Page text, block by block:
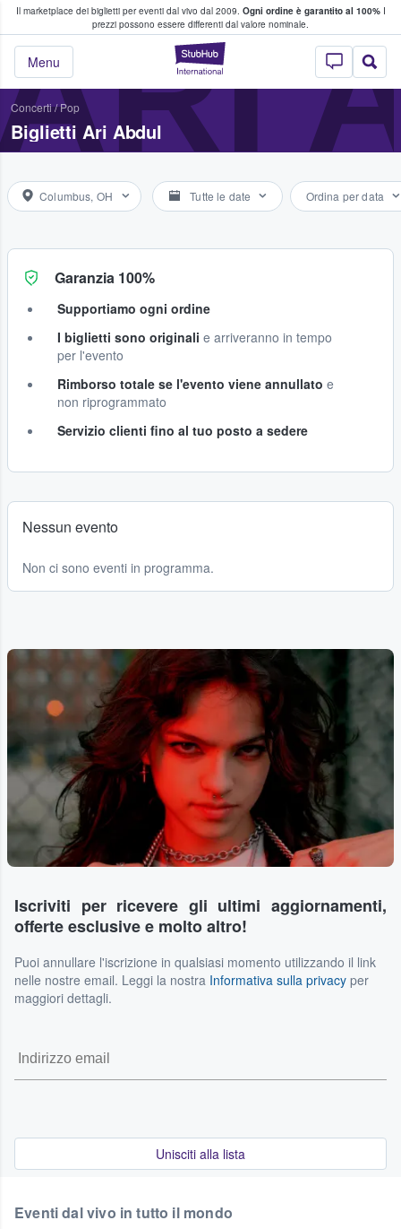
Il marketplace dei biglietti per eventi dal vivo dal 2009. Ogni ordine è garantito al 100%I
prezzi possono essere differenti dal valore nominale.
StubHub - Dove
Menu
fan comprano e vendono biglietti
Concerti/Pop
Biglietti Ari Abdul
Columbus, OH Tutte le date Ordina per data
Garanzia 100%
Supportiamo ogni ordine
I biglietti sono originali e arriveranno in tempo
per l'evento
Rimborso totale se l'evento viene annullato e
non riprogrammato
Servizio clienti fino al tuo posto a sedere
Nessun evento
Non ci sono eventi in programma.
Iscriviti per ricevere gli ultimi aggiornamenti,
offerte esclusive e molto altro!
Puoi annullare l'iscrizione in qualsiasi momento utilizzando il link
nelle nostre email. Leggi la nostra Informativa sulla privacy per
maggiori dettagli.
Unisciti alla lista
Eventi dal vivo in tutto il mondo